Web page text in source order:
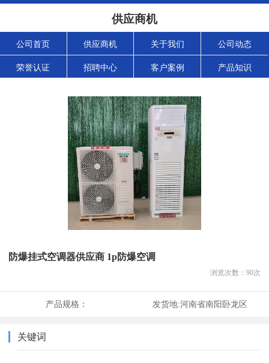
供应商机
公司首页 供应商机 关于我们 公司动态
荣誉认证 招聘中心 客户案例 产品知识
防爆挂式空调器供应商 1p防爆空调
浏览次数： 90次
产品规格： 发货地:河南省南阳卧龙区
关键词